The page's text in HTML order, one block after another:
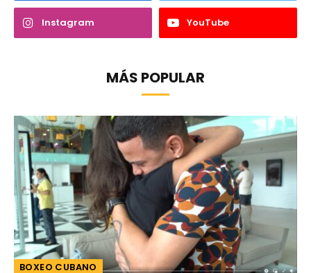
Instagram YouTube
MÁS POPULAR
BOXEO CUBANO